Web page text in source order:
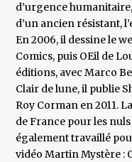
d’urgence
d’un ancien résistant,
En 2006, il dessine le
Comics, puis OEil de
éditions, avec Marco
Clair de lune, il publie
Roy Corman en 2011.
de France pour les
également travaillé
vidéo Martin Mystère :